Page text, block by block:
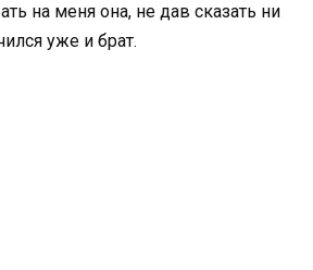
на меня она, не дав сказать ни
уже и брат.